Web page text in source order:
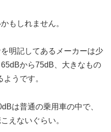
もしれません。
明記してあるメーカーは少
から75dB、大きなもの
うです。
は普通の乗用車の中で、
えないぐらい。